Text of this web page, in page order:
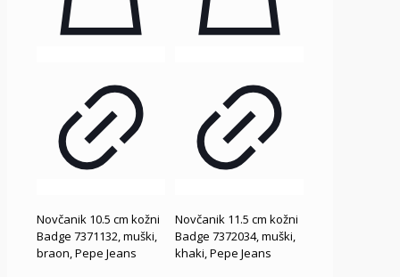
Novčanik 10.5 cm kožni
Badge 7371132, muški,
braon, Pepe Jeans
Novčanik 11.5 cm kožni
Badge 7372034, muški,
khaki, Pepe Jeans